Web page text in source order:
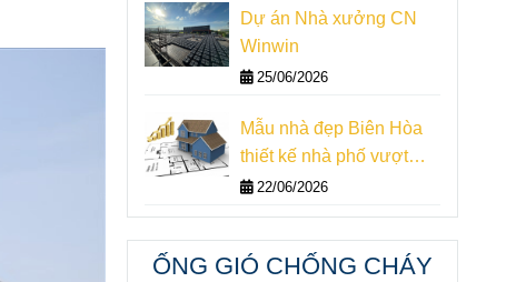
Dự án Nhà xưởng CN
Winwin
25/06/2026
Mẫu nhà đẹp Biên Hòa
thiết kế nhà phố vượt
nhịp
22/06/2026
ỐNG GIÓ CHỐNG CHÁY